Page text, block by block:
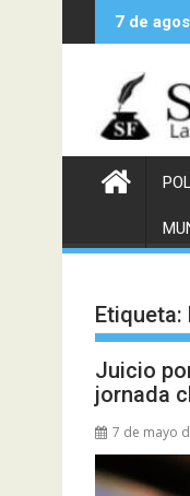
al
7 de
Etiqueta:
Juicio
jornada
7 de mayo